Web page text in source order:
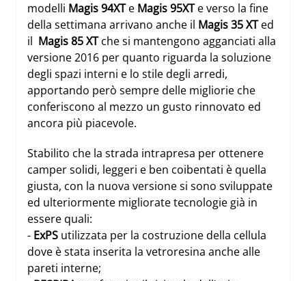
modelli Magis 94XTe Magis 95XTe verso la fine
della settimana arrivano anche il Magis 35 XTed
il Magis 85 XTche si mantengono agganciati alla
versione 2016 per quanto riguarda la soluzione
degli spazi interni e lo stile degli arredi,
apportando però sempre delle migliorie che
conferiscono al mezzo un gusto rinnovato ed
ancora più piacevole.
Stabilito che la strada intrapresa per ottenere
camper solidi, leggeri e ben coibentati è quella
giusta, con la nuova versione si sono sviluppate
ed ulteriormente migliorate tecnologie già in
essere quali:
- ExPS utilizzata per la costruzione della cellula
dove è stata inserita la vetroresina anche alle
pareti interne;